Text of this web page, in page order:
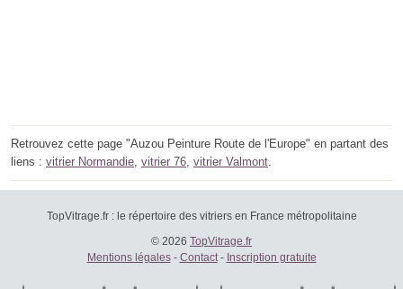
Retrouvez cette page "Auzou Peinture Route de l'Europe" en partant des
liens : vitrier Normandie, vitrier 76, vitrier Valmont.
TopVitrage.fr : le répertoire des vitriers en France métropolitaine
© 2026 TopVitrage.fr
Mentions légales- Contact- Inscription gratuite